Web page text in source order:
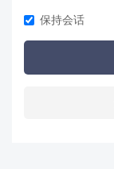
保持会话